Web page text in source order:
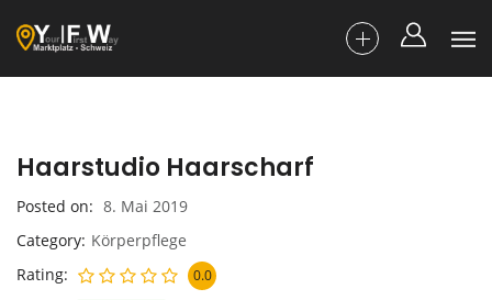
Haarstudio Haarscharf
Posted on
8. Mai 2019
Category Körperpflege
Rating
0.0